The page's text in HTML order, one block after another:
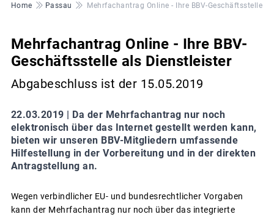
Pfadnavigation
Home Passau Mehrfachantrag Online - Ihre BBV-Geschäftsstelle
Mehrfachantrag Online - Ihre BBV-
Geschäftsstelle als Dienstleister
Abgabeschluss ist der 15.05.2019
22.03.2019 | Da der Mehrfachantrag nur noch
elektronisch über das Internet gestellt werden kann,
bieten wir unseren BBV-Mitgliedern umfassende
Hilfestellung in der Vorbereitung und in der direkten
Antragstellung an.
Wegen verbindlicher EU- und bundesrechtlicher Vorgaben
kann der Mehrfachantrag nur noch über das integrierte